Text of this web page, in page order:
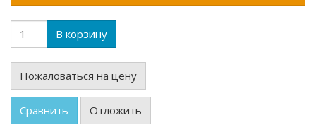
В корзину
Пожаловаться на цену
Сравнить Отложить